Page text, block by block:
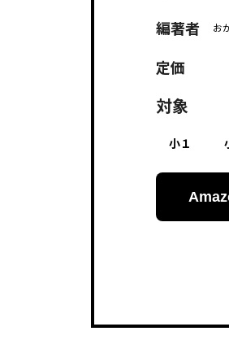
編著者 お
定価
対象
小１